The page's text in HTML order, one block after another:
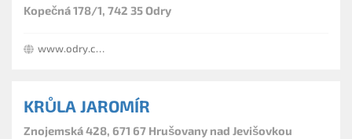
Kopečná 178/1, 742 35 Odry
www.odry.cz/pohrebnictvi-chaire-odry/os-58799
KRŮLA JAROMÍR
Znojemská 428, 671 67 Hrušovany nad Jevišovkou